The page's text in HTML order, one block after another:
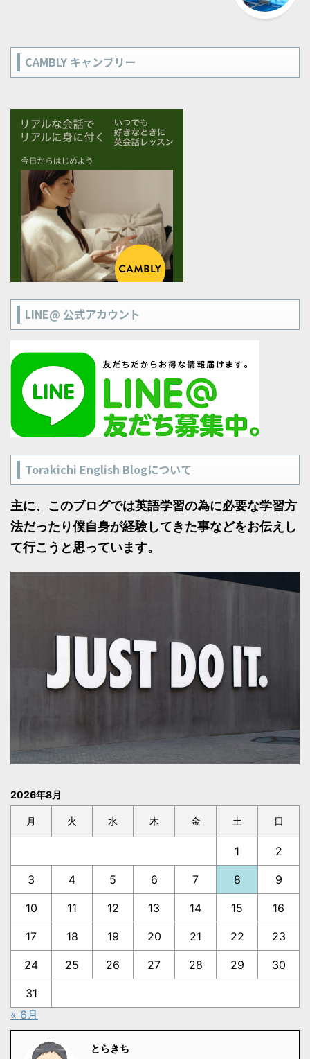
CAMBLY キャンブリー
LINE@ 公式アカウント
Torakichi English Blogについて
主に、このブログでは英語学習の為に必要な学習方
法だったり僕自身が経験してきた事などをお伝えし
て行こうと思っています。
2026年8月
月 火 水 木 金 土 日
1 2
3 4 5 6 7 8 9
10 11 12 13 14 15 16
17 18 19 20 21 22 23
24 25 26 27 28 29 30
31
« 6月
とらきち